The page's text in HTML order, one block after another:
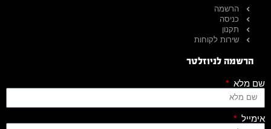
הרשמה
כניסה
תקנון
שירות לקוחות
הרשמה לניוזלטר
שם מלא
אימייל